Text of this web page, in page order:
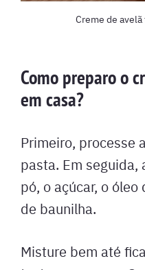
Creme de
Como preparo o
em casa?
Primeiro, processe
pasta. Em seguida,
pó, o açúcar, o óleo
de baunilha.
Misture bem até